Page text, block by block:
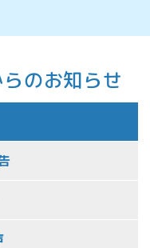
のお知らせ